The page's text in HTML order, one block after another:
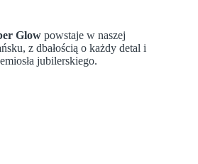
Glow powstaje w naszej
z dbałością o każdy detal i
jubilerskiego.